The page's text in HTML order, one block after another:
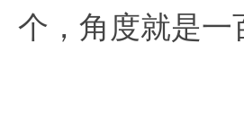
个，角度就是一